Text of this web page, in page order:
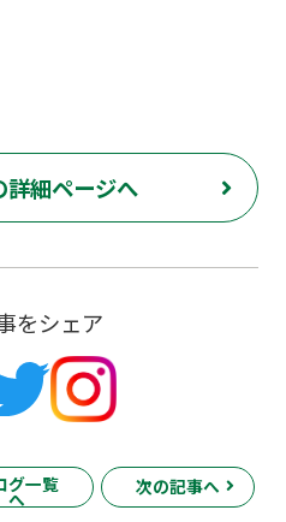
詳細ページへ
をシェア
グ一覧
へ
次の記事へ